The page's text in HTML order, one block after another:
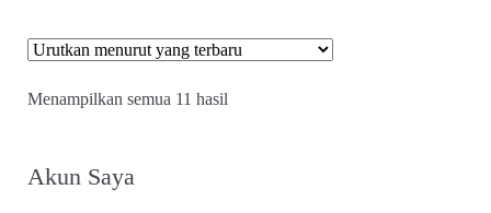
Menampilkan semua 11 hasil
Akun Saya